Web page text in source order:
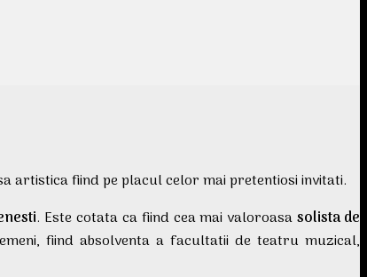
artistica fiind pe placul celor mai pretentiosi invitati.
. Este cotata ca fiind cea mai valoroasasolista de
fiind absolventa a facultatii de teatru muzical,